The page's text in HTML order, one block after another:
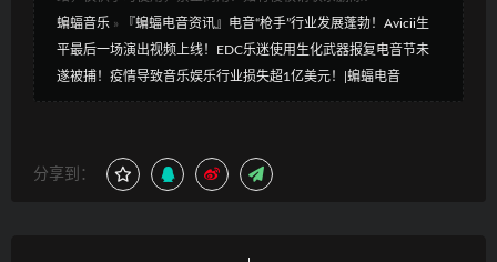
蝙蝠音乐 »
『蝙蝠电音资讯』电音“枪手”行业发展蓬勃！Avicii生
平最后一场演出视频上线！EDC乐迷使用生化武器报复电音节未
遂被捕！疫情导致音乐娱乐行业损失超1亿美元！|蝙蝠电音
分享到：